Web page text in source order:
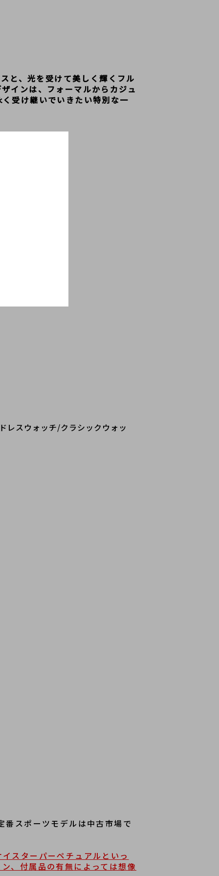
と、光を受けて美しく輝くフル
インは、フォーマルからカジュ
受け継いでいきたい特別な一
スウォッチ/クラシックウォッ
番スポーツモデルは中古市場で
スターパーペチュアルといっ
、付属品の有無によっては想像